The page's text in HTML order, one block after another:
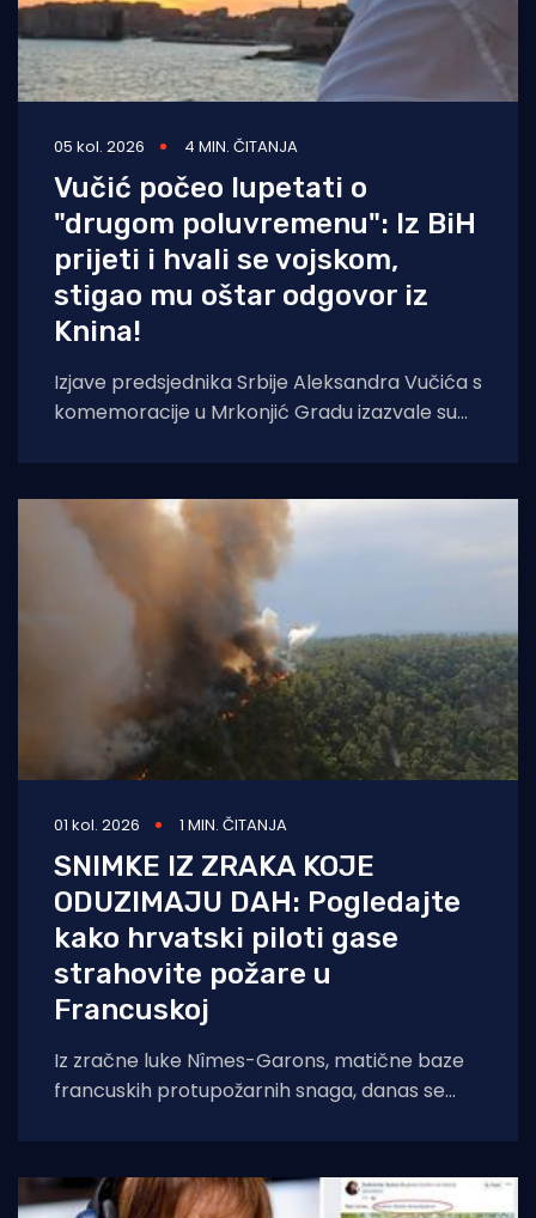
05 kol. 2026 4 MIN. ČITANJA
Vučić počeo lupetati o
"drugom poluvremenu": Iz BiH
prijeti i hvali se vojskom,
stigao mu oštar odgovor iz
Knina!
Izjave predsjednika Srbije Aleksandra Vučića s
komemoracije u Mrkonjić Gradu izazvale su
01 kol. 2026 1 MIN. ČITANJA
SNIMKE IZ ZRAKA KOJE
ODUZIMAJU DAH: Pogledajte
kako hrvatski piloti gase
strahovite požare u
Francuskoj
Iz zračne luke Nîmes-Garons, matične baze
francuskih protupožarnih snaga, danas se